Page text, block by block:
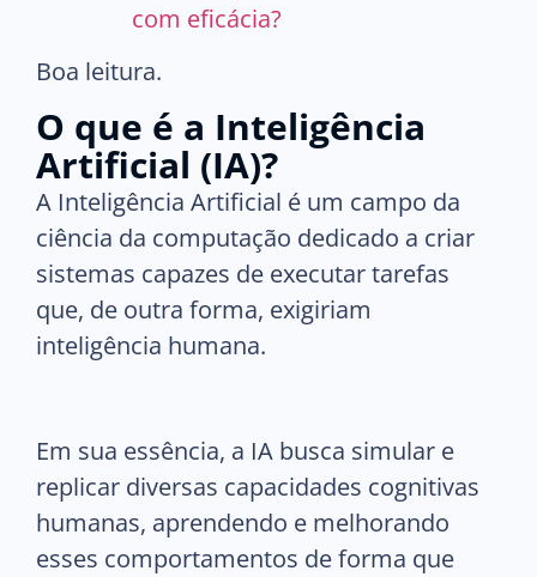
com eficácia?
Boa leitura.
O que é a Inteligência
Artificial (IA)?
A Inteligência Artificial é um campo da
ciência da computação dedicado a criar
sistemas capazes de executar tarefas
que, de outra forma, exigiriam
inteligência humana.
Em sua essência, a IA busca simular e
replicar diversas capacidades cognitivas
humanas, aprendendo e melhorando
esses comportamentos de forma que